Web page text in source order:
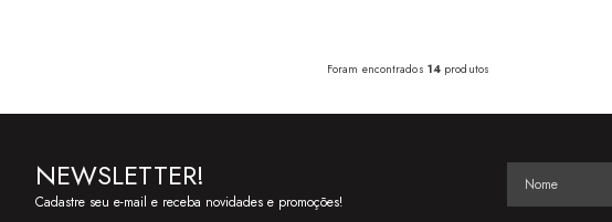
Foram encontrados 14 produtos
NEWSLETTER!
Cadastre seu e-mail e receba novidades e promoções!